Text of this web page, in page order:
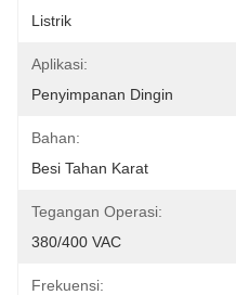
Listrik
Aplikasi:
Penyimpanan Dingin
Bahan:
Besi Tahan Karat
Tegangan Operasi:
380/400 VAC
Frekuensi: